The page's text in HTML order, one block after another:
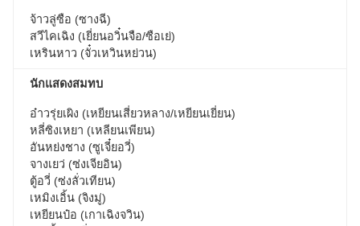
จ้าวลู่ซือ (ซางฉี)
สวีไคเฉิง (เยี่ยนอวิ๋นจือ/ซือเย่)
เหรินหาว (จั๋วเหวินหย่วน)
นักแสดงสมทบ
อ๋าวรุ่ยเผิง (เหยียนเสี่ยวหลาง/เหยียนเยี่ยน)
หลี่ซิงเหยา (เหลียนเพียน)
อันหย่งชาง (ซูเจี๋ยอวี่)
จางเยว่ (ซ่งเจียอิน)
ตู้อวี่ (ซ่งลั่วเทียน)
เหมิงเอิ้น (จิงมู่)
เหยียนป๋อ (เกาเฉิงจวิน)